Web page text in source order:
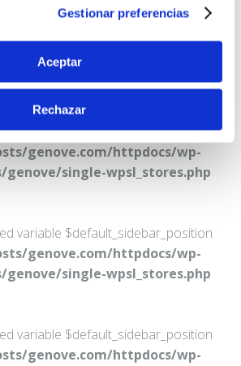
Gestionar preferencias
Aceptar
Rechazar
variable $default_sidebar_position
genove.com/httpdocs/wp-
single-wpsl_stores.php
variable $default_sidebar_position
genove.com/httpdocs/wp-
single-wpsl_stores.php
variable $default_sidebar_position
genove.com/httpdocs/wp-